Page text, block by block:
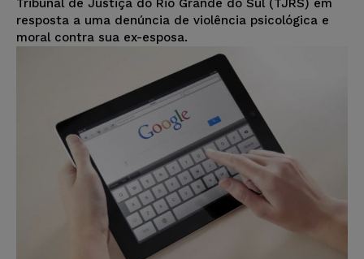
Tribunal de Justiça do Rio Grande do Sul (TJRS) em
resposta a uma denúncia de violência psicológica e
moral contra sua ex-esposa.